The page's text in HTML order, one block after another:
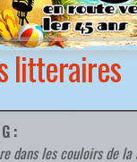
litteraires
:
dans les couloirs de